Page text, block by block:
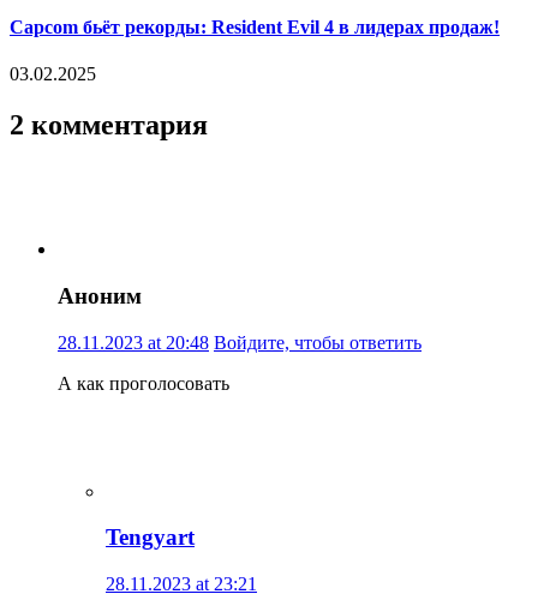
Capcom бьёт рекорды: Resident Evil 4 в лидерах продаж!
03.02.2025
2 комментария
Аноним
28.11.2023 at 20:48 Войдите, чтобы ответить
А как проголосовать
Tengyart
28.11.2023 at 23:21